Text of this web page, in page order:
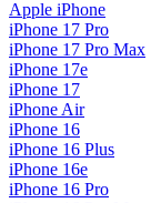
Apple iPhone
iPhone 17 Pro
iPhone 17 Pro Max
iPhone 17e
iPhone 17
iPhone Air
iPhone 16
iPhone 16 Plus
iPhone 16e
iPhone 16 Pro